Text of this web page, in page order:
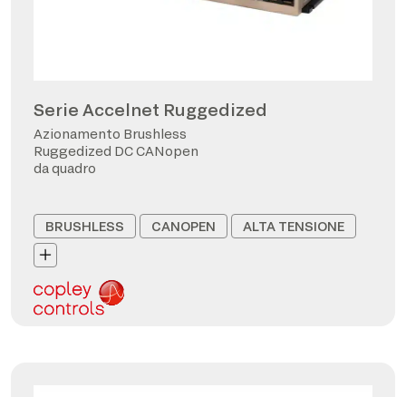
Serie Accelnet Ruggedized
Azionamento Brushless
Ruggedized DC CANopen
da quadro
BRUSHLESS CANOPEN ALTA TENSIONE